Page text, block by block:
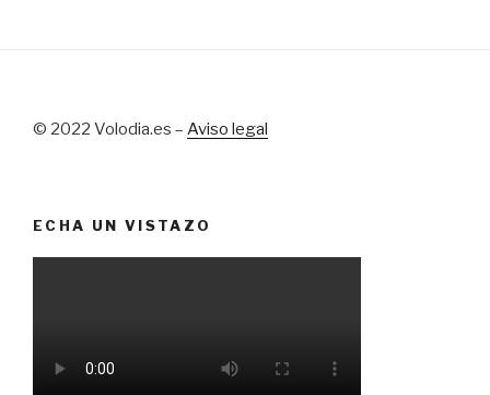
© 2022 Volodia.es – Aviso legal
ECHA UN VISTAZO